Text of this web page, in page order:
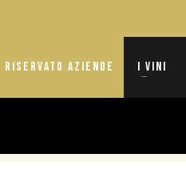
Riservato Aziende I vini